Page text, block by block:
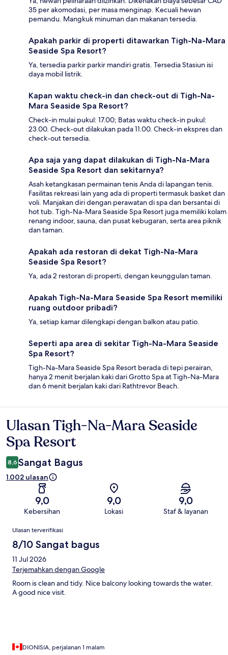
35 per akomodasi, per masa menginap. Kecuali hewan
pemandu. Mangkuk minuman dan makanan tersedia.
Apakah parkir di properti ditawarkan Tigh-Na-Mara
Seaside Spa Resort?
Ya, tersedia parkir parkir mandiri gratis. Tersedia Stasiun isi
daya mobil listrik.
Kapan waktu check-in dan check-out di Tigh-Na-
Mara Seaside Spa Resort?
Check-in mulai pukul: 17.00; Batas waktu check-in pukul:
23.00. Check-out dilakukan pada 11.00. Check-in ekspres dan
check-out tersedia.
Apa saja yang dapat dilakukan di Tigh-Na-Mara
Seaside Spa Resort dan sekitarnya?
Asah ketangkasan permainan tenis Anda di lapangan tenis.
Fasilitas rekreasi lain yang ada di properti termasuk basket dan
voli. Manjakan diri dengan perawatan di spa dan bersantai di
hot tub. Tigh-Na-Mara Seaside Spa Resort juga memiliki kolam
renang indoor, sauna, dan pusat kebugaran, serta area piknik
dan taman.
Apakah ada restoran di dekat Tigh-Na-Mara
Seaside Spa Resort?
Ya, ada 2 restoran di properti, dengan keunggulan taman.
Apakah Tigh-Na-Mara Seaside Spa Resort memiliki
ruang outdoor pribadi?
Ya, setiap kamar dilengkapi dengan balkon atau patio.
Seperti apa area di sekitar Tigh-Na-Mara Seaside
Spa Resort?
Tigh-Na-Mara Seaside Spa Resort berada di tepi perairan,
hanya 2 menit berjalan kaki dari Grotto Spa at Tigh-Na-Mara
dan 6 menit berjalan kaki dari Rathtrevor Beach.
Ulasan
Ulasan Tigh-Na-Mara Seaside
Spa Resort
8,6 Sangat Bagus
1.002 ulasan
9,0
Kebersihan
9,0
Lokasi
9,0
Staf & layanan
Ulasan
Ulasan terverifikasi
8/10 Sangat bagus
11 Jul 2026
Terjemahkan dengan Google
Room is clean and tidy. Nice balcony looking towards the water.
A good nice visit.
DIONISIA, perjalanan 1 malam